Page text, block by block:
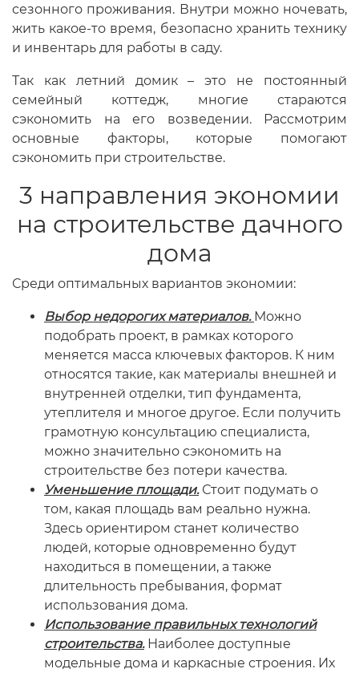
сезонного проживания. Внутри можно ночевать,
жить какое-то время, безопасно хранить технику
и инвентарь для работы в саду.
Так как летний домик – это не постоянный
семейный коттедж, многие стараются
сэкономить на его возведении. Рассмотрим
основные факторы, которые помогают
сэкономить при строительстве.
3 направления экономии
на строительстве дачного
дома
Среди оптимальных вариантов экономии:
Выбор недорогих материалов. Можно
подобрать проект, в рамках которого
меняется масса ключевых факторов. К ним
относятся такие, как материалы внешней и
внутренней отделки, тип фундамента,
утеплителя и многое другое. Если получить
грамотную консультацию специалиста,
можно значительно сэкономить на
строительстве без потери качества.
Уменьшение площади.Стоит подумать о
том, какая площадь вам реально нужна.
Здесь ориентиром станет количество
людей, которые одновременно будут
находиться в помещении, а также
длительность пребывания, формат
использования дома.
Использование правильных технологий
строительства.Наиболее доступные
модельные дома и каркасные строения. Их